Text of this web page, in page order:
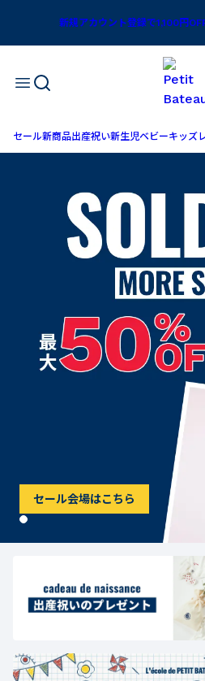
新規アカウント登録で1,100円
セール新商品出産祝い新生児ベビーキッズ
セール会場はこちら